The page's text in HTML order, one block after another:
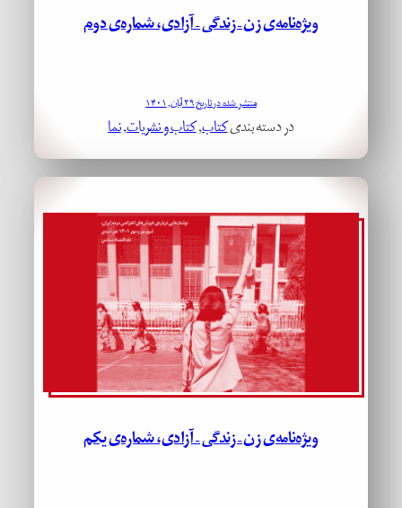
ویژه‌نامه‌ی زن – زندگی – آزادی، شماره‌ی دوم
منتشر شده در تاریخ ۲۹ آبان, ۱۴۰۱
در دسته بندیکتاب, کتاب و نشریات, نما
ویژه‌نامه‌ی زن – زندگی – آزادی، شماره‌ی یکم